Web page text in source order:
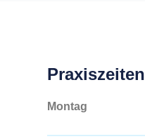
Praxiszeiten
Montag